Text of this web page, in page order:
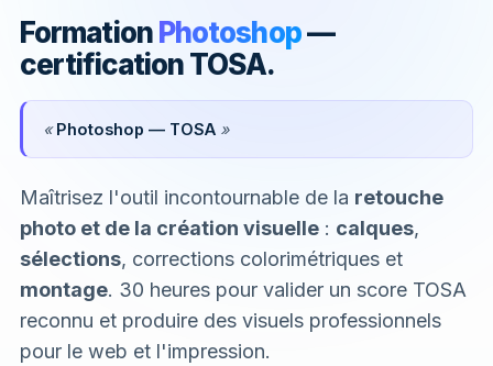
FormationPhotoshop—
certification TOSA.
«Photoshop — TOSA »
Maîtrisez l'outil incontournable de la retouche
photo et de la création visuelle : calques,
sélections, corrections colorimétriques et
montage. 30 heures pour valider un score TOSA
reconnu et produire des visuels professionnels
pour le web et l'impression.